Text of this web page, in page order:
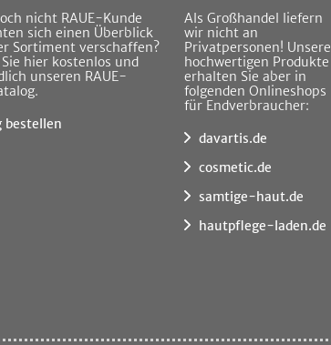
nicht RAUE-Kunde
sich einen Überblick
Sortiment verschaffen?
hier kostenlos und
unseren RAUE-
bestellen
Als Großhandel liefern
wir nicht an
Privatpersonen! Unsere
hochwertigen Produkte
erhalten Sie aber in
folgenden Onlineshops
für Endverbraucher:
davartis.de
cosmetic.de
samtige-haut.de
hautpflege-laden.de